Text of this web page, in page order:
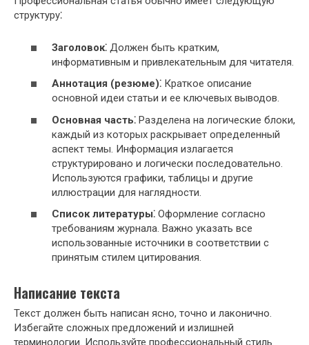
структуру⁚
Заголовок⁚ Должен быть кратким,
информативным и привлекательным для читателя.
Аннотация (резюме)⁚ Краткое описание
основной идеи статьи и ее ключевых выводов.
Основная часть⁚ Разделена на логические блоки,
каждый из которых раскрывает определенный
аспект темы. Информация излагается
структурировано и логически последовательно.
Используются графики, таблицы и другие
иллюстрации для наглядности.
Список литературы⁚ Оформление согласно
требованиям журнала. Важно указать все
использованные источники в соответствии с
принятым стилем цитирования.
Написание текста
Текст должен быть написан ясно, точно и лаконично.
Избегайте сложных предложений и излишней
терминологии. Используйте профессиональный стиль